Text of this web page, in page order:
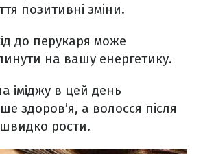
позитивні зміни.
до перукаря може
на вашу енергетику.
іміджу в цей день
здоров’я, а волосся після
рости.